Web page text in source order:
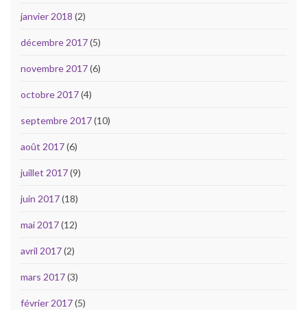
janvier 2018 (2)
décembre 2017(5)
novembre 2017(6)
octobre 2017(4)
septembre 2017(10)
août 2017(6)
juillet 2017(9)
juin 2017(18)
mai 2017(12)
avril 2017(2)
mars 2017(3)
février 2017(5)